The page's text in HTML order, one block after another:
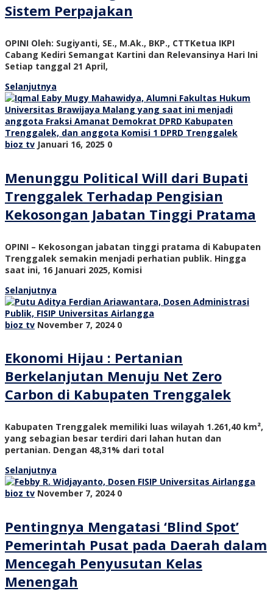
Sistem Perpajakan
OPINI Oleh: Sugiyanti, SE., M.Ak., BKP., CTTKetua IKPI
Cabang Kediri Semangat Kartini dan Relevansinya Hari Ini
Setiap tanggal 21 April,
Selanjutnya
bioz tv Januari 16, 2025 0
Menunggu Political Will dari Bupati
Trenggalek Terhadap Pengisian
Kekosongan Jabatan Tinggi Pratama
OPINI – Kekosongan jabatan tinggi pratama di Kabupaten
Trenggalek semakin menjadi perhatian publik. Hingga
saat ini, 16 Januari 2025, Komisi
Selanjutnya
bioz tv November 7, 2024 0
Ekonomi Hijau : Pertanian
Berkelanjutan Menuju Net Zero
Carbon di Kabupaten Trenggalek
Kabupaten Trenggalek memiliki luas wilayah 1.261,40 km²,
yang sebagian besar terdiri dari lahan hutan dan
pertanian. Dengan 48,31% dari total
Selanjutnya
bioz tv November 7, 2024 0
Pentingnya Mengatasi ‘Blind Spot’
Pemerintah Pusat pada Daerah dalam
Mencegah Penyusutan Kelas
Menengah